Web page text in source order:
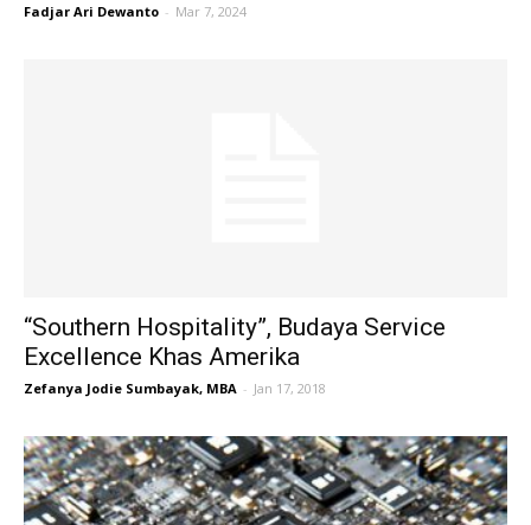
Fadjar Ari Dewanto - Mar 7, 2024
“Southern Hospitality”, Budaya Service
Excellence Khas Amerika
Zefanya Jodie Sumbayak, MBA - Jan 17, 2018